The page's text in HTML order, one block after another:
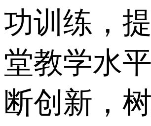
功训练，
堂教学水
断创新，